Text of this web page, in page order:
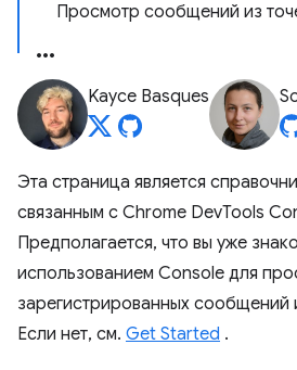
Просмотр сообщений из
Kayce Basques
Эта страница является
связанным с Chrome DevTools
Предполагается, что вы уже
использованием Console для
зарегистрированных сообщений
Если нет, см. Get Started .